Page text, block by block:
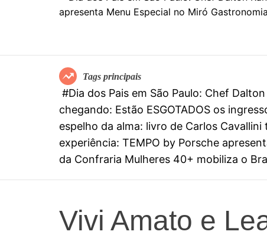
Tags principais
#Dia dos Pais em São Paulo: Chef
chegando: Estão ESGOTADOS os
espelho da alma: livro de Carlos
experiência: TEMPO by Porsche
da Confraria Mulheres 40+ mobiliza o
Vivi Amato e